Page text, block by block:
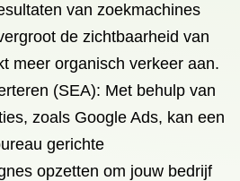
van zoekmachines
de zichtbaarheid van
meer organisch verkeer aan.
(SEA): Met behulp van
zoals Google Ads, kan een
gerichte
opzetten om jouw bedrijf